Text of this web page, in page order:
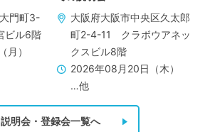
門町3-
ビル6階
月）
大阪府大阪市中央区久太郎
町2-4-11 クラボウアネッ
クスビル8階
2026年08月20日（木）
…他
説明会・登録会一覧へ